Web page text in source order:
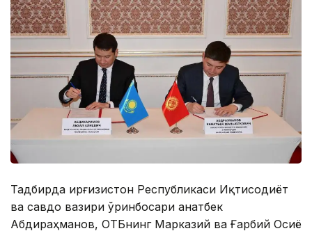
Тадбирда Қирғизистон Республикаси Иқтисодиёт
ва савдо вазири ўринбосари Қанатбек
Абдираҳманов, ОТБнинг Марказий ва Ғарбий Осиё